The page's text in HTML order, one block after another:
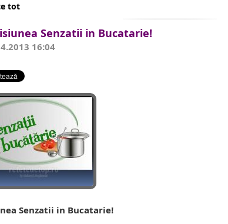
tot
Senzatii in Bucatarie!
16:04
Senzatii in Bucatarie!